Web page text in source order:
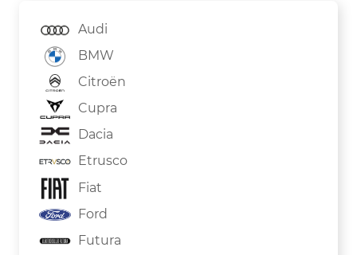
Audi
BMW
Citroën
Cupra
Dacia
Etrusco
Fiat
Ford
Futura